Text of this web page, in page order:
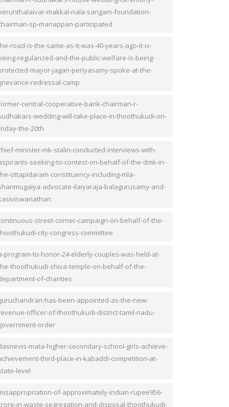
makkal-nala-sangam-foundation-
sp-mariappan-participated
road-is-the-same-as-it-was-40-years-ago-it-is-
regularized-and-the-public-welfare-is-being-
mayor-jagan-periyasamy-spoke-at-the-
redressal-camp
central-cooperative-bank-chairman-r-
wedding-will-take-place-in-thoothukudi-on-
the-20th
minister-mk-stalin-conducted-interviews-with-
seeking-to-contest-on-behalf-of-the-dmk-in-
ottapidaram-constituency-including-mla-
advocate-ilaiyaraja-balagurusamy-and-
street-corner-campaign-on-behalf-of-the-
city-congress-committee
program-to-honor-24-elderly-couples-was-held-at-
thoothukudi-shiva-temple-on-behalf-of-the-
of-charities
has-been-appointed-as-the-new-
officer-of-thoothukudi-district-tamil-nadu-
order
mata-higher-secondary-school-girls-achieve-
third-place-in-kabaddi-competition-at-
level
of-approximately-indian-rupee956-
in-waste-segregation-and-disposal-thoothukudi-